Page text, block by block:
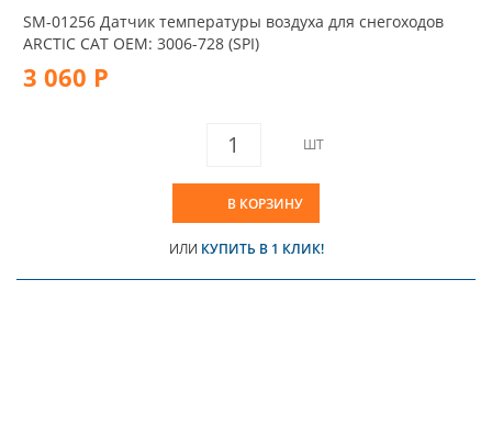
SM-01256 Датчик температуры воздуха для снегоходов
ARCTIC CAT OEM: 3006-728 (SPI)
3 060 Р
ШТ
В КОРЗИНУ
ИЛИ КУПИТЬ В 1 КЛИК!